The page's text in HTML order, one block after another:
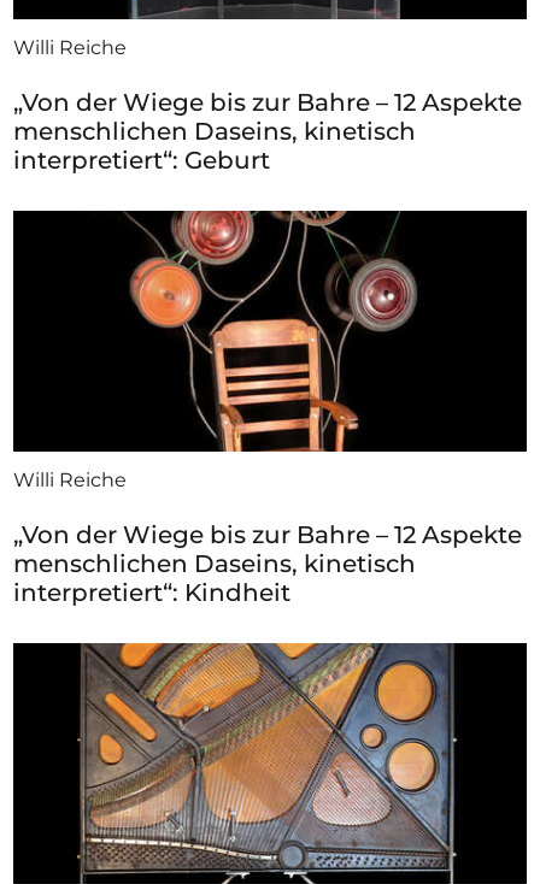
Willi Reiche
„Von der Wiege bis zur Bahre – 12 Aspekte
menschlichen Daseins, kinetisch
interpretiert“: Geburt
Willi Reiche
„Von der Wiege bis zur Bahre – 12 Aspekte
menschlichen Daseins, kinetisch
interpretiert“: Kindheit